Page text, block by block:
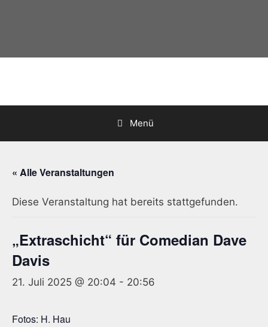
Menü
« Alle Veranstaltungen
Diese Veranstaltung hat bereits stattgefunden.
„Extraschicht“ für Comedian Dave
Davis
21. Juli 2025 @ 20:04 - 20:56
Fotos: H. Hau